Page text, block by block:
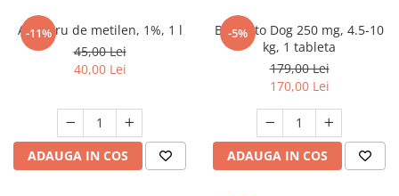
IGIENA OCHI SI URECHI
SAMPOANE
AFECTIUNI AURICULARE
AFECTIUNI DERMATOLOGICE
AFECTIUNI DIGESTIVE
ASTERNUT SI LITIERE
IGIENA OCHI SI URECHI
SAMPOANE
RECOMPENSE
SUPLIMENTE
AFECTIUNI AURICULARE
AFECTIUNI DERMATOLOGICE
-11%
Albastru de metilen, 1%, 1 l
45,00 Lei
40,00 Lei
ADAUGA IN COS
-5%
Bravecto Dog 250 mg, 4.5-10
kg, 1 tableta
179,00 Lei
170,00 Lei
ADAUGA IN COS